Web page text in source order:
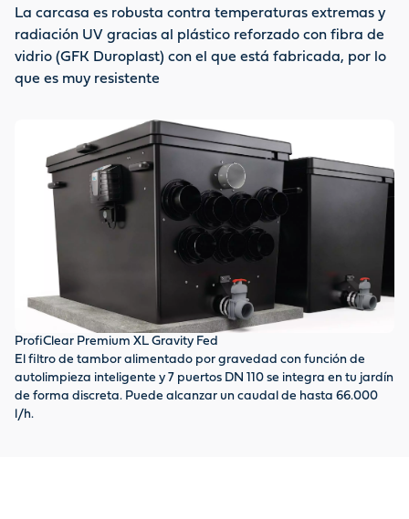
La carcasa es robusta contra temperaturas extremas y
radiación UV gracias al plástico reforzado con fibra de
vidrio (GFK Duroplast) con el que está fabricada, por lo
que es muy resistente
ProfiClear Premium XL Gravity Fed
El filtro de tambor alimentado por gravedad con función de
autolimpieza inteligente y 7 puertos DN 110 se integra en tu jardín
de forma discreta. Puede alcanzar un caudal de hasta 66.000
l/h.